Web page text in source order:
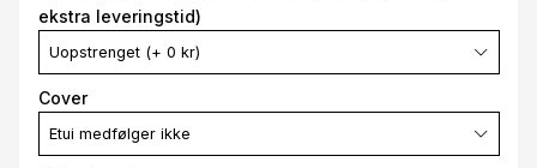
ekstra leveringstid)
Uopstrenget (+ 0 kr)
Cover
Etui medfølger ikke